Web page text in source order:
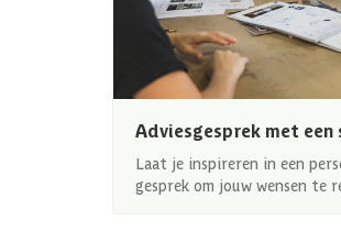
Adviesgesprek met een
Laat je inspireren in een
gesprek om jouw wensen te